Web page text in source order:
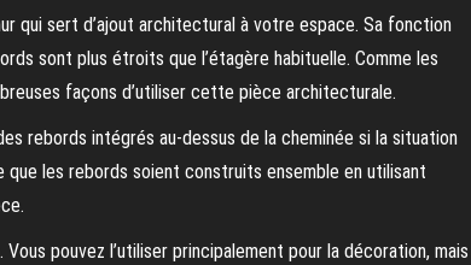
qui sert d’ajout architectural à votre espace. Sa fonction
sont plus étroits que l’étagère habituelle. Comme les
façons d’utiliser cette pièce architecturale.
rebords intégrés au-dessus de la cheminée si la situation
les rebords soient construits ensemble en utilisant
pouvez l’utiliser principalement pour la décoration, mais